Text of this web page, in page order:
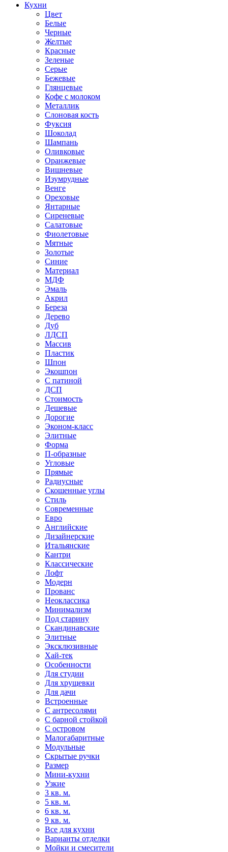
Кухни
Цвет
Белые
Черные
Желтые
Красные
Зеленые
Серые
Бежевые
Глянцевые
Кофе с молоком
Металлик
Слоновая кость
Фуксия
Шоколад
Шампань
Оливковые
Оранжевые
Вишневые
Изумрудные
Венге
Ореховые
Янтарные
Сиреневые
Салатовые
Фиолетовые
Мятные
Золотые
Синие
Материал
МДФ
Эмаль
Акрил
Береза
Дерево
Дуб
ЛДСП
Массив
Пластик
Шпон
Экошпон
С патиной
ДСП
Стоимость
Дешевые
Дорогие
Эконом-класс
Элитные
Форма
П-образные
Угловые
Прямые
Радиусные
Скошенные углы
Стиль
Современные
Евро
Английские
Дизайнерские
Итальянские
Кантри
Классические
Лофт
Модерн
Прованс
Неоклассика
Минимализм
Под старину
Скандинавские
Элитные
Эксклюзивные
Хай-тек
Особенности
Для студии
Для хрущевки
Для дачи
Встроенные
С антресолями
С барной стойкой
С островом
Малогабаритные
Модульные
Скрытые ручки
Размер
Мини-кухни
Узкие
3 кв. м.
5 кв. м.
6 кв. м.
9 кв. м.
Все для кухни
Варианты отделки
Мойки и смесители